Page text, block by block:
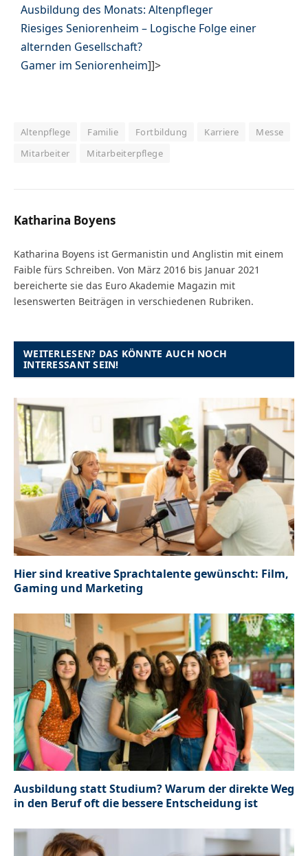
Ausbildung des Monats: Altenpfleger
Riesiges Seniorenheim – Logische Folge einer
alternden Gesellschaft?
Gamer im Seniorenheim]]>
Altenpflege Familie Fortbildung Karriere
Messe
Mitarbeiter
Mitarbeiterpflege
Katharina Boyens
Katharina Boyens ist Germanistin und Anglistin mit einem
Faible fürs Schreiben. Von März 2016 bis Januar 2021
bereicherte sie das Euro Akademie Magazin mit
lesenswerten Beiträgen in verschiedenen Rubriken.
WEITERLESEN? DAS KÖNNTE AUCH NOCH
INTERESSANT SEIN!
Hier sind kreative Sprachtalente gewünscht: Film,
Gaming und Marketing
Ausbildung statt Studium? Warum der direkte Weg
in den Beruf oft die bessere Entscheidung ist